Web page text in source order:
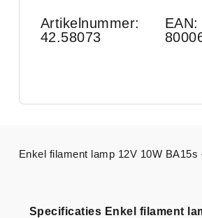
Artikelnummer:
42.58073
EAN:
Specificaties Enkel filament
Enkel filament lamp 12V 10W